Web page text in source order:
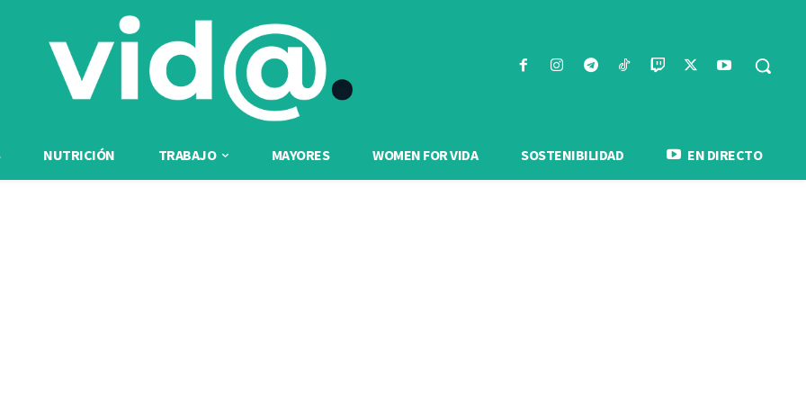
NUTRICIÓN TRABAJO MAYORES WOMEN FOR VIDA SOSTENIBILIDAD EN DIRECTO